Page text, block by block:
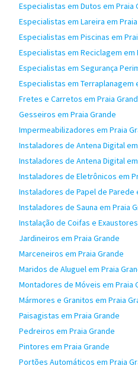
Especialistas em Dutos em Praia
Especialistas em Lareira em
Especialistas em Piscinas em
Especialistas em Reciclagem em
Especialistas em Segurança
Especialistas em Terraplanagem
Fretes e Carretos em Praia
Gesseiros em Praia Grande
Impermeabilizadores em Praia
Instaladores de Antena Digital
Instaladores de Antena Digital
Instaladores de Eletrônicos em
Instaladores de Papel de Parede
Instaladores de Sauna em Praia
Instalação de Coifas e
Jardineiros em Praia Grande
Marceneiros em Praia Grande
Maridos de Aluguel em Praia
Montadores de Móveis em Praia
Mármores e Granitos em Praia
Paisagistas em Praia Grande
Pedreiros em Praia Grande
Pintores em Praia Grande
Portões Automáticos em Praia